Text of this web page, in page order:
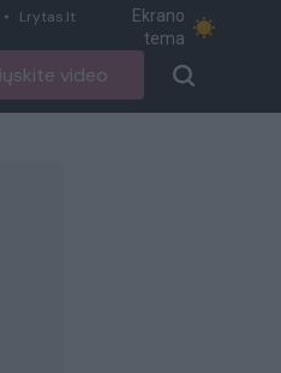
Lrytas.lt
Ekrano
tema
video